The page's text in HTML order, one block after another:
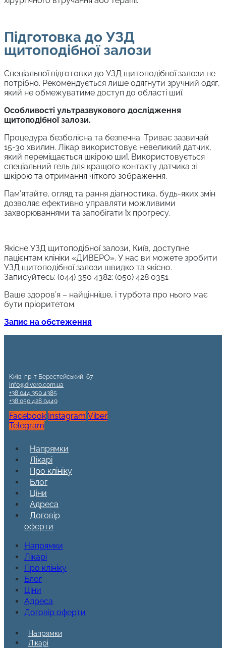
Підготовка до УЗД
щитоподібної залози
Спеціальної підготовки до УЗД щитоподібної залози не
потрібно. Рекомендується лише одягнути зручний одяг,
який не обмежуватиме доступ до області шиї.
Особливості ультразвукового дослідження
щитоподібної залози.
Процедура безболісна та безпечна. Триває зазвичай
15-30 хвилин. Лікар використовує невеликий датчик,
який переміщається шкірою шиї. Використовується
спеціальний гель для кращого контакту датчика зі
шкірою та отримання чіткого зображення.
Пам’ятайте, огляд та рання діагностика, будь-яких змін
дозволяє ефективно управляти можливими
захворюваннями та запобігати їх прогресу.
Якісне УЗД щитоподібної залози, Київ, доступне
пацієнтам клініки «ДИВЕРО». У нас ви можете зробити
УЗД щитоподібної залози швидко та якісно.
Записуйтесь: (044) 350 4382; (050) 428 0351
Ваше здоров’я – найцінніше, і турбота про нього має
бути пріоритетом.
Запис на обстеження
Київ, пр-т Берестейський, 67
info@divero.com.ua
+38 044 350 4385
+38 050 428 0449
Facebook Instagram Viber
Telegram
Напрямки
Лікарі
Про клініку
Блог
Ціни
Адреса
Договір
оферти
Напрямки
Лікарі
Про клініку
Блог
Ціни
Адреса
Договір оферти
Напрямки
Лікарі